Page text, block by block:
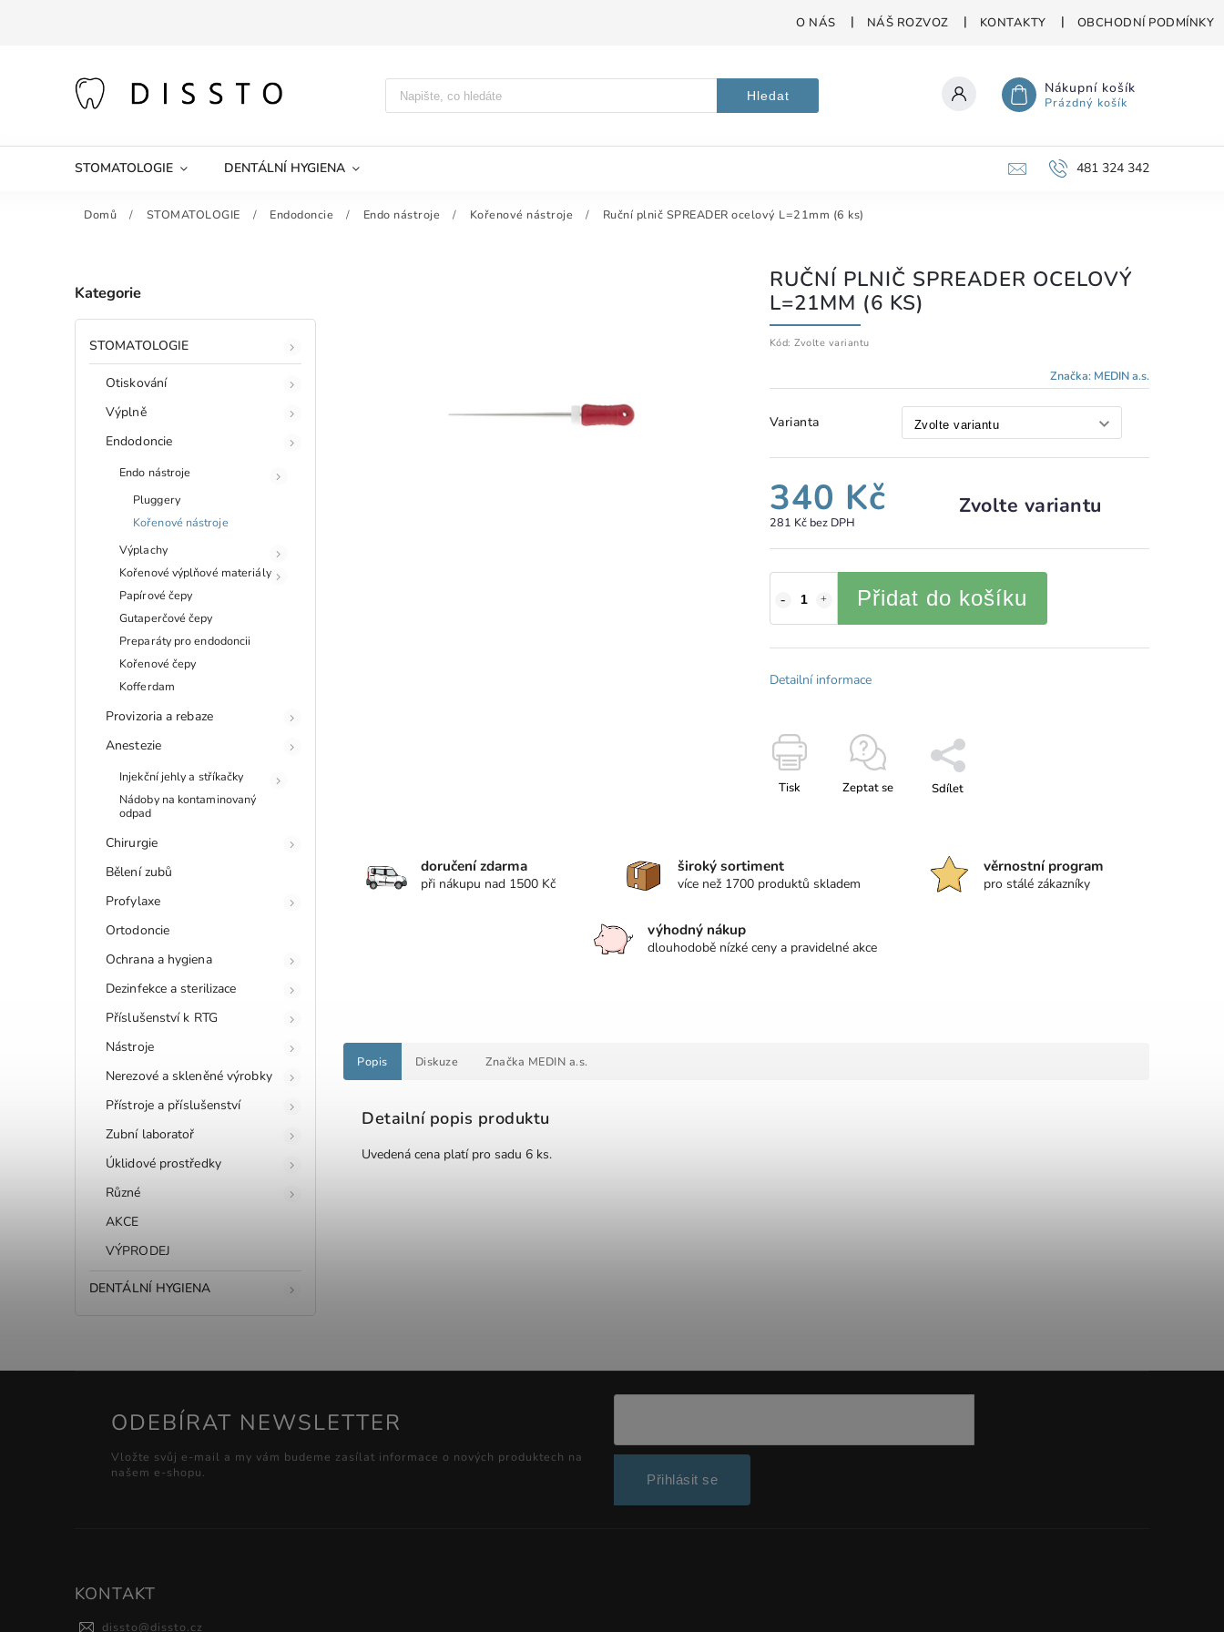
O NÁS NÁŠ ROZVOZ KONTAKTY OBCHODNÍ PODMÍNKY
Hledat Nákupní košík
Prázdný košík
STOMATOLOGIE DENTÁLNÍ HYGIENA 481 324 342
Domů / STOMATOLOGIE / Endodoncie / Endo nástroje / Kořenové nástroje / Ruční plnič SPREADER ocelový L=21mm (6 ks)
Kategorie
STOMATOLOGIE
Otiskování
Výplně
Endodoncie
Endo nástroje
Pluggery
Kořenové nástroje
Výplachy
Kořenové výplňové materiály
Papírové čepy
Gutaperčové čepy
Preparáty pro endodoncii
Kořenové čepy
Kofferdam
Provizoria a rebaze
Anestezie
Injekční jehly a stříkačky
Nádoby na kontaminovaný
odpad
Chirurgie
Bělení zubů
Profylaxe
Ortodoncie
Ochrana a hygiena
Dezinfekce a sterilizace
Příslušenství k RTG
Nástroje
Nerezové a skleněné výrobky
Přístroje a příslušenství
Zubní laboratoř
Úklidové prostředky
Různé
AKCE
VÝPRODEJ
DENTÁLNÍ HYGIENA
RUČNÍ PLNIČ SPREADER OCELOVÝ
L=21MM (6 KS)
Kód: Zvolte variantu
Značka: MEDIN a.s.
Varianta
340 Kč
281 Kč bez DPH
Zvolte variantu
Přidat do košíku
Detailní informace
Tisk Zeptat se Sdílet
doručení zdarma
při nákupu nad 1500 Kč
široký sortiment
více než 1700 produktů skladem
věrnostní program
pro stálé zákazníky
výhodný nákup
dlouhodobě nízké ceny a pravidelné akce
Popis Diskuze Značka MEDIN a.s.
Detailní popis produktu
Uvedená cena platí pro sadu 6 ks.
ODEBÍRAT NEWSLETTER
Vložte svůj e-mail a my vám budeme zasílat informace o nových produktech na
našem e-shopu.
Přihlásit se
KONTAKT
dissto@dissto.cz